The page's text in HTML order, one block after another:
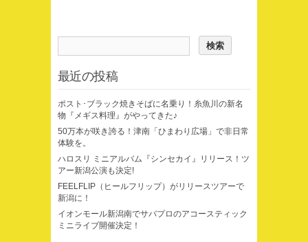
最近の投稿
ポスト･ブラック焼きそばに名乗り！糸魚川の新名
物『メギス料理』がやってきた♪
50万本が咲き誇る！津南「ひまわり広場」で非日常
体験を。
ハロスリ ミニアルバム『シンセカイ』リリース！ツ
アー新潟公演も決定!
FEELFLIP（ヒールフリップ）がリリースツアーで
新潟に！
イオンモール新潟南でサバプロのアコースティック
ミニライブ開催決定！